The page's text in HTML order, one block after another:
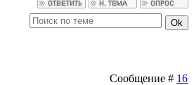
Сообщение # 16